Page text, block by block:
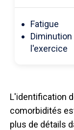
Fatigue
Diminution
l'exercice
L'identification
comorbidités
plus de détails